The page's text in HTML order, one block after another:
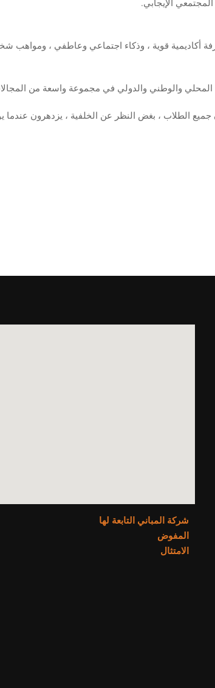
الإيجابي.
أكاديمية قوية ، وذكاء اجتماعي وعاطفي ، ومواهب
والوطني والدولي في مجموعة واسعة من
الطلاب ، بغض النظر عن الخلفية ، يزدهرون عندما
شركة المباني التابعة لها
المفوض
الامتثال